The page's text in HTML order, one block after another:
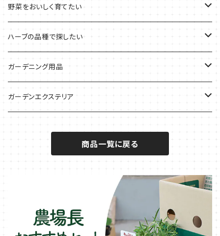
デトックスに
気分で香りを楽しみたい
魚料理に
BBQ・肉料理に
サラダに使いたい
秋植えで料理に
カラーリーフ
ハーブガーデンづくりに
夏のハーブガーデンに
パーティーハーブ
インスタ映えハーブ
虫よけに使いたい
ハーブバスに
野菜をおいしく育てたい
トマトのコンパニオン
ジャガイモのコンパニオン
葉物野菜のコンパニオン
キュウリのコンパニオン
イチゴをおいしく育てたい
ハーブの品種で探したい
ミント・ハーブ苗
バジル・ハーブ苗
タイム・ハーブ苗
マロウ・ハーブ苗
ガーデニング用品
その他
樹脂製 / プラ製プランター
ガーデンエクステリア
オーニング
商品一覧に戻る